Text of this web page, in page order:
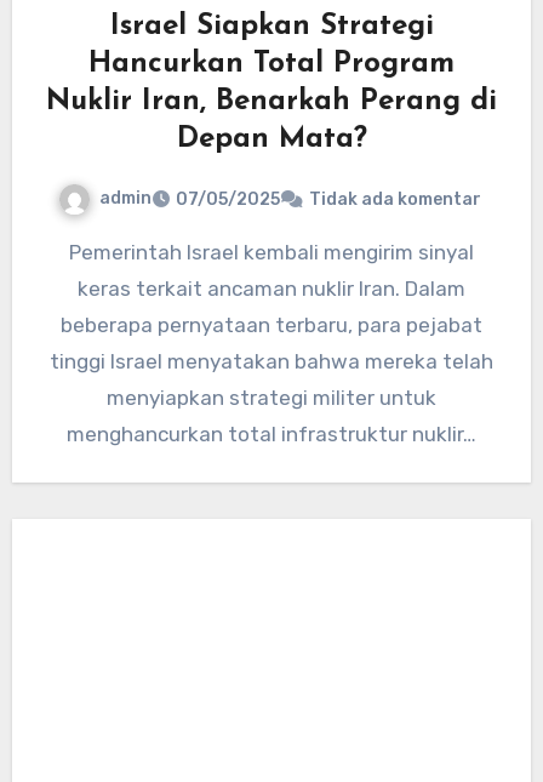
Israel Siapkan Strategi
Hancurkan Total Program
Nuklir Iran, Benarkah Perang di
Depan Mata?
admin 07/05/2025 Tidak ada komentar
Pemerintah Israel kembali mengirim sinyal
keras terkait ancaman nuklir Iran. Dalam
beberapa pernyataan terbaru, para pejabat
tinggi Israel menyatakan bahwa mereka telah
menyiapkan strategi militer untuk
menghancurkan total infrastruktur nuklir…